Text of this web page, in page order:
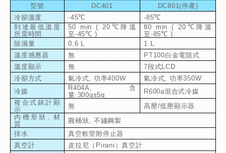
型號 DC401
DC801(停產)
冷卻溫度
-45℃ -85℃
到達最低溫度
所需時間
50 min ( 20 ℃降溫
至-45℃ )
80 min ( 20 ℃降溫
至-85℃ )
除濕量
0.6 L
1 L
溫度感應器
無 PT100白金電阻式
溫度顯示
無 7段式LCD
冷卻方式
氣冷式, 功率400W 氣冷式, 功率350W
冷媒
R404A,含
量:300g±5g R600a混合式冷媒
複合式錶計顯
示
無 高壓/低壓顯示器
內槽形狀 ,材
質
圓桶狀, 不鏽鋼製
排水
真空軟管附停止器
真空計
皮拉尼（ Pirani ）真空計